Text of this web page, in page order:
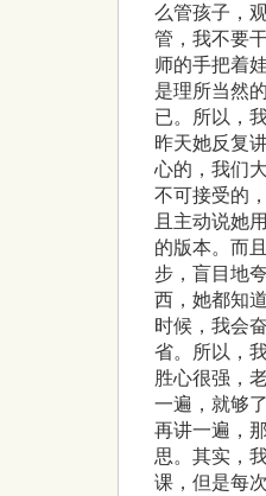
么管孩子，
管，我不要
师的手把着
是理所当然
已。所以，
昨天她反复
心的，我们
不可接受的
且主动说她
的版本。而
步，盲目地
西，她都知
时候，我会
省。所以，
胜心很强，
一遍，就够
再讲一遍，
思。其实，
课，但是每